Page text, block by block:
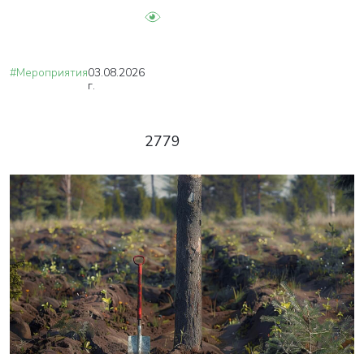
#Мероприятия03.08.2026
г.
2779